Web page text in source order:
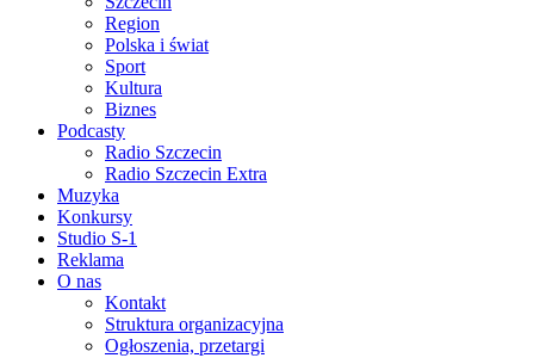
Region
Polska i świat
Sport
Kultura
Biznes
Podcasty
Radio Szczecin
Radio Szczecin Extra
Muzyka
Konkursy
Studio S-1
Reklama
O nas
Kontakt
Struktura organizacyjna
Ogłoszenia, przetargi